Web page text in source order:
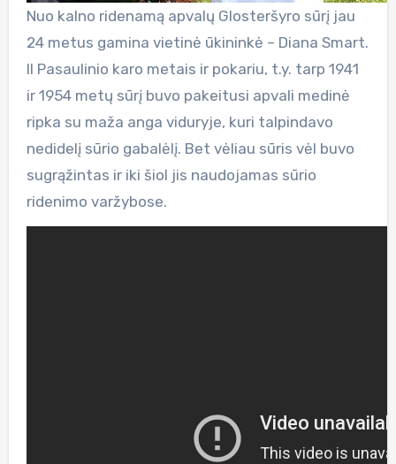
Nuo kalno ridenamą apvalų Glosteršyro sūrį jau
24 metus gamina vietinė ūkininkė – Diana Smart.
II Pasaulinio karo metais ir pokariu, t.y. tarp 1941
ir 1954 metų sūrį buvo pakeitusi apvali medinė
ripka su maža anga viduryje, kuri talpindavo
nedidelį sūrio gabalėlį. Bet vėliau sūris vėl buvo
sugrąžintas ir iki šiol jis naudojamas sūrio
ridenimo varžybose.